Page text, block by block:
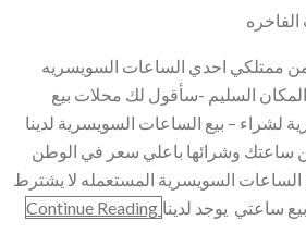
من ممتلكي احدي الساعات السويسريه
المكان السليم -سأقول لك محلات بيع
لشراء – بيع الساعات السويسرية لدينا
ساعتك وشرائها باعلي سعر في الوطن
الساعات السويسرية المستعمله لا يشترط
ساعتي يوجد لدينا